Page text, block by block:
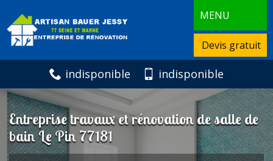
MENU
Devis gratuit
indisponible indisponible
Entreprise travaux et rénovation de salle de
bain Le Pin 77181